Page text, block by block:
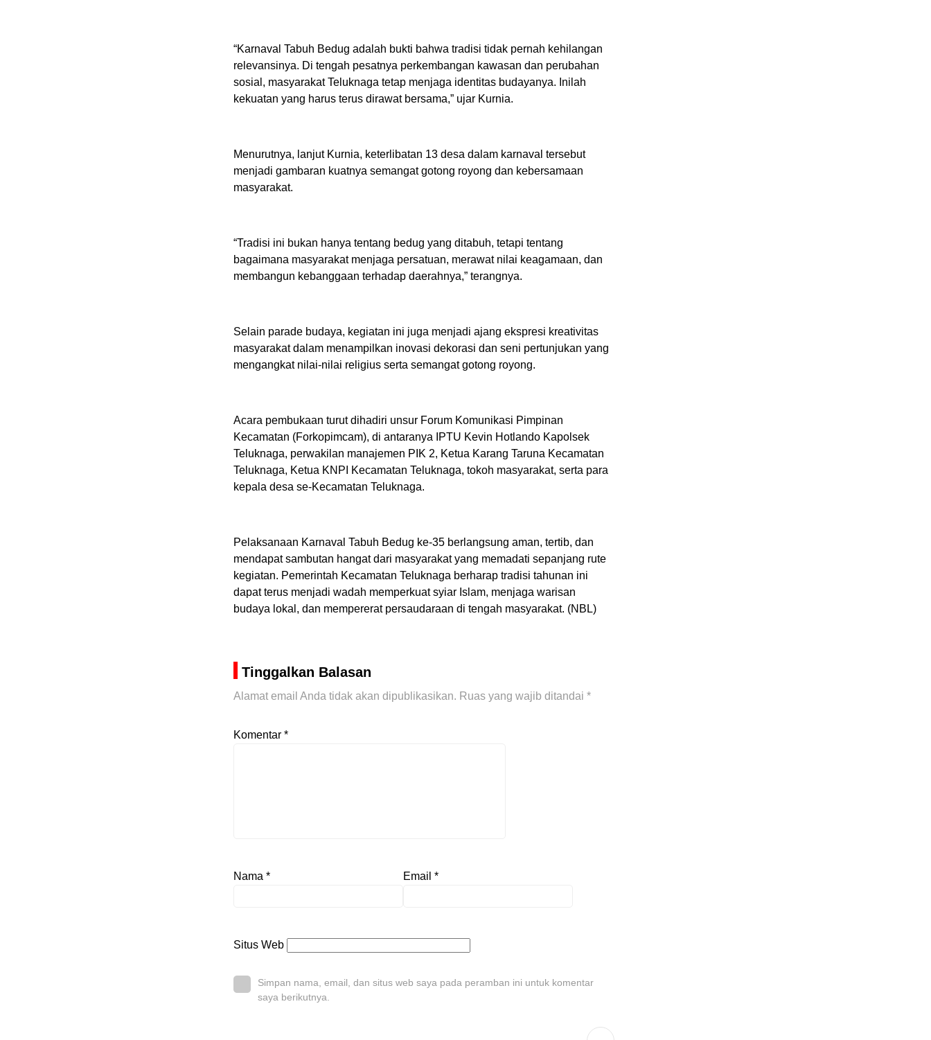
“Karnaval Tabuh Bedug adalah bukti bahwa tradisi tidak pernah kehilangan
relevansinya. Di tengah pesatnya perkembangan kawasan dan perubahan
sosial, masyarakat Teluknaga tetap menjaga identitas budayanya. Inilah
kekuatan yang harus terus dirawat bersama,” ujar Kurnia.
Menurutnya, lanjut Kurnia, keterlibatan 13 desa dalam karnaval tersebut
menjadi gambaran kuatnya semangat gotong royong dan kebersamaan
masyarakat.
“Tradisi ini bukan hanya tentang bedug yang ditabuh, tetapi tentang
bagaimana masyarakat menjaga persatuan, merawat nilai keagamaan, dan
membangun kebanggaan terhadap daerahnya,” terangnya.
Selain parade budaya, kegiatan ini juga menjadi ajang ekspresi kreativitas
masyarakat dalam menampilkan inovasi dekorasi dan seni pertunjukan yang
mengangkat nilai-nilai religius serta semangat gotong royong.
Acara pembukaan turut dihadiri unsur Forum Komunikasi Pimpinan
Kecamatan (Forkopimcam), di antaranya IPTU Kevin Hotlando Kapolsek
Teluknaga, perwakilan manajemen PIK 2, Ketua Karang Taruna Kecamatan
Teluknaga, Ketua KNPI Kecamatan Teluknaga, tokoh masyarakat, serta para
kepala desa se-Kecamatan Teluknaga.
Pelaksanaan Karnaval Tabuh Bedug ke-35 berlangsung aman, tertib, dan
mendapat sambutan hangat dari masyarakat yang memadati sepanjang rute
kegiatan. Pemerintah Kecamatan Teluknaga berharap tradisi tahunan ini
dapat terus menjadi wadah memperkuat syiar Islam, menjaga warisan
budaya lokal, dan mempererat persaudaraan di tengah masyarakat. (NBL)
Tinggalkan Balasan
Alamat email Anda tidak akan dipublikasikan. Ruas yang wajib ditandai *
Komentar *
Nama * Email *
Situs Web
Simpan nama, email, dan situs web saya pada peramban ini untuk komentar
saya berikutnya.